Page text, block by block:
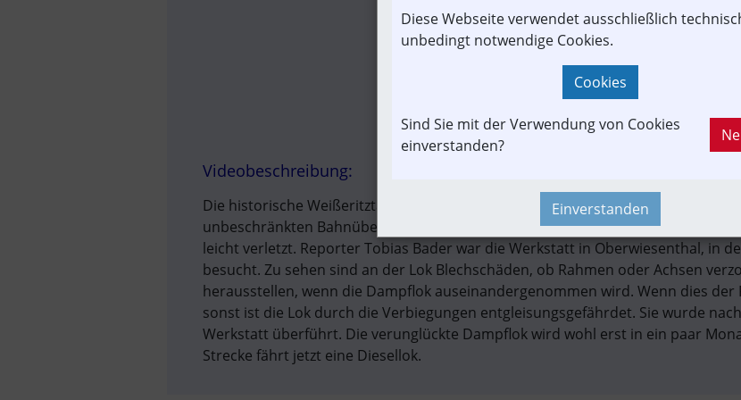
Videobeschreibung:
Die historische Weißeritztalbahn ist am Montag mit einem Lkw kollidiert – der
unbeschränkten Bahnübergang. Ein Lkw-Fahrer hatte die historische
leicht verletzt. Reporter Tobias Bader war die Werkstatt in Oberwiesenthal, in
besucht. Zu sehen sind an der Lok Blechschäden, ob Rahmen oder Achsen
herausstellen, wenn die Dampflok auseinandergenommen wird. Wenn dies der
sonst ist die Lok durch die Verbiegungen entgleisungsgefährdet. Sie wurde
Werkstatt überführt. Die verunglückte Dampflok wird wohl erst in ein paar
Strecke fährt jetzt eine Diesellok.
Diese Webseite verwendet ausschließlich
unbedingt notwendige Cookies.
Cookies
Sind Sie mit der Verwendung von Cookies
einverstanden?
Einverstanden